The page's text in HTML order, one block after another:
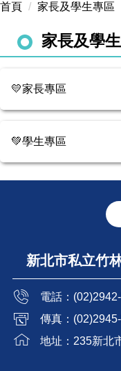
首頁 家長及學生專區
家長及學
💛家長專區
💚學生專區
新北市私立竹
電話：
傳真：
地址：235